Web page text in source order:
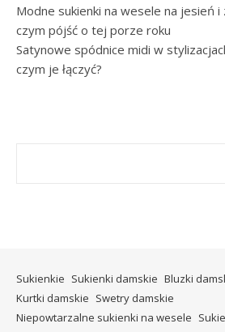
Modne sukienki na wesele na jesień
czym pójść o tej porze roku
Satynowe spódnice midi w
czym je łączyć?
Sukienkie Sukienki damskie Bluzki
Kurtki damskie Swetry damskie
Niepowtarzalne sukienki na wesele